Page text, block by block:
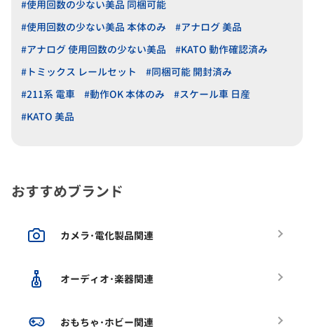
#使用回数の少ない美品 同梱可能
#使用回数の少ない美品 本体のみ
#アナログ 美品
#アナログ 使用回数の少ない美品
#KATO 動作確認済み
#トミックス レールセット
#同梱可能 開封済み
#211系 電車
#動作OK 本体のみ
#スケール車 日産
#KATO 美品
おすすめブランド
カメラ･電化製品関連
オーディオ･楽器関連
おもちゃ･ホビー関連